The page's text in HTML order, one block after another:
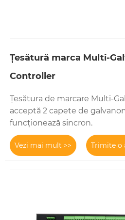
Țesătură marca Multi-
Controller
Țesătura de marcare Multi-
acceptă 2 capete de
funcționează sincron.
Vezi mai mult >> Trimite o